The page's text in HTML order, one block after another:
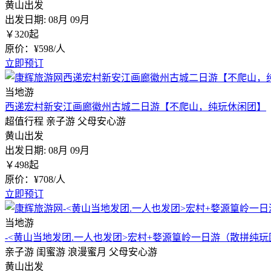
黄山出发
出发日期: 08月 09月
￥320起
原价：¥598/人
立即预订
当地游
西递宏村新安江画廊徽州古城二日游【不爬山，纯玩休闲团】
超值行程 亲子游 父母安心游
黄山出发
出发日期: 08月 09月
￥498起
原价：¥708/人
立即预订
当地游
-<黄山当地发团.一人也发团>宏村+婺源篁岭一日游（散拼纯玩
亲子游 闺蜜游 浪漫蜜月 父母安心游
黄山出发